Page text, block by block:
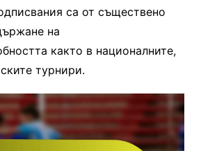
са от съществено
на
както в националните,
турнири.